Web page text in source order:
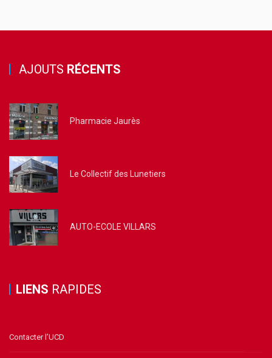
AJOUTS RÉCENTS
Pharmacie Jaurès
Le Collectif des Lunetiers
AUTO-ECOLE VILLARS
LIENS RAPIDES
Contacter l’UCD